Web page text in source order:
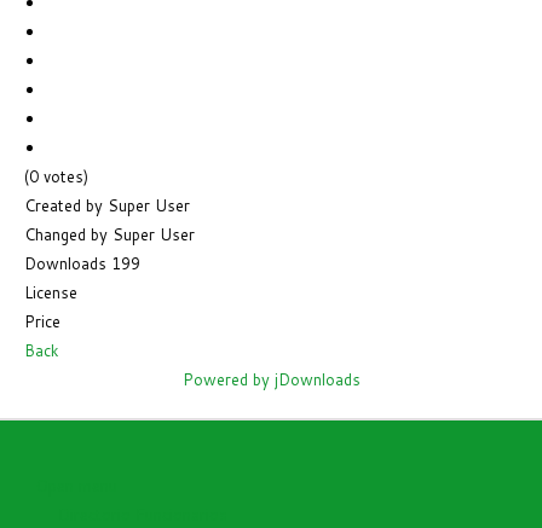
(0 votes)
Created by Super User
Changed by Super User
Downloads 199
License
Price
Back
Powered by jDownloads